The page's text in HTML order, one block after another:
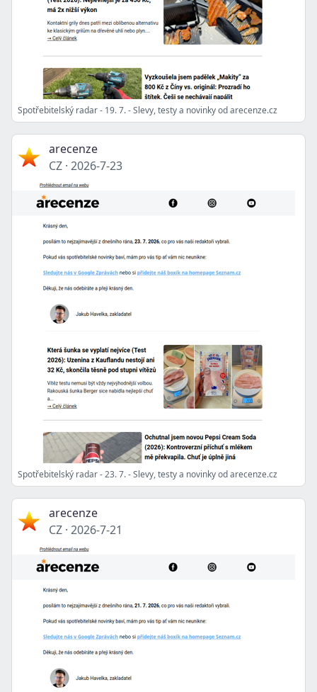
Spotřebitelský radar - 19. 7. - Slevy, testy a novinky od arecenze.cz
arecenze
CZ · 2026-7-23
Spotřebitelský radar - 23. 7. - Slevy, testy a novinky od arecenze.cz
arecenze
CZ · 2026-7-21